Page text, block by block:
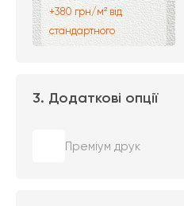
+380 грн/м² від
стандартного
3. Додаткові опції
Преміум друк